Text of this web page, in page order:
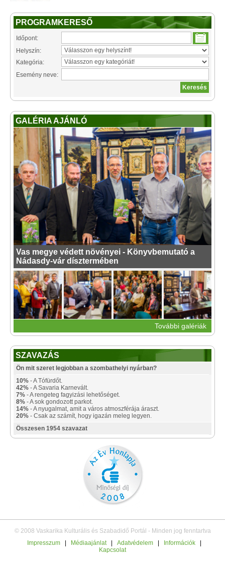
PROGRAMKERESŐ
Időpont:
Helyszín:
Kategória:
Esemény neve:
GALÉRIA AJÁNLÓ
Vas megye védett növényei - Könyvbemutató a
Nádasdy-vár dísztermében
További galériák
SZAVAZÁS
Ön mit szeret legjobban a szombathelyi nyárban?
10% - A Tófürdőt.
42% - A Savaria Karnevált.
7% - A rengeteg fagyizási lehetőséget.
8% - A sok gondozott parkot.
14% - A nyugalmat, amit a város atmoszférája áraszt.
20% - Csak az számít, hogy igazán meleg legyen.
Összesen 1954 szavazat
© 2008 Vaskarika Kulturális és Szabadidő Portál - Minden jog fenntartva
Impresszum
Médiaajánlat Adatvédelem Információk
Kapcsolat